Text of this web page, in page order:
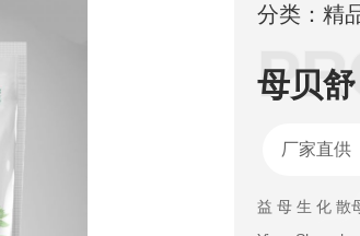
分类：精
母贝
厂家直供
益 母 生 化 散